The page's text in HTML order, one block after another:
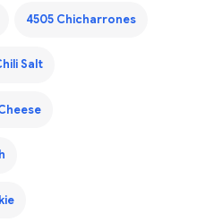
4505 Chicharrones
Salt